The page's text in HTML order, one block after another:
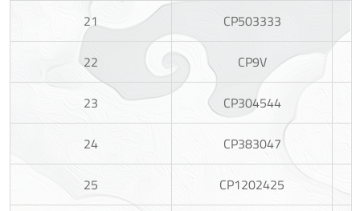
21 CP503333
22 CP9V
23 CP304544
24 CP383047
25 CP1202425